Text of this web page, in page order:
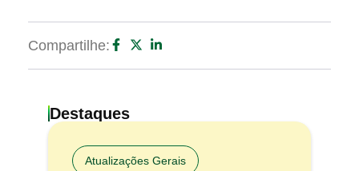
Compartilhe:
Destaques
Atualizações Gerais